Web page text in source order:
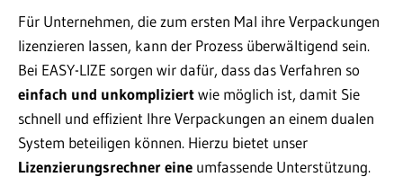
Für Unternehmen, die zum ersten Mal ihre Verpackungen
lizenzieren lassen, kann der Prozess überwältigend sein.
Bei EASY-LIZE sorgen wir dafür, dass das Verfahren so
einfach und unkompliziertwie möglich ist, damit Sie
schnell und effizient Ihre Verpackungen an einem dualen
System beteiligen können. Hierzu bietet unser
Lizenzierungsrechner eine umfassende Unterstützung.